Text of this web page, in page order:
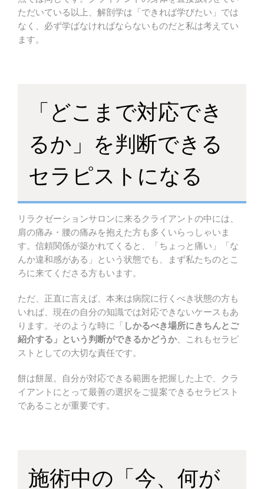
ただいている以上、解剖学は「できれば学びたい」では
なく、必ず学ばなければならないものだと私は考えてい
ます。
「どこまで対応でき
るか」を判断できる
セラピストになる
リラクゼーションサロンに来るクライアントの中には、
肩の痛み・腰の痛みを抱えた方も多くいらっしゃいま
す。信頼関係が築かれてくると、「ちょっと痛い」「な
んか違和感がある」という状態でも、まず私たちのとこ
ろに来てくださる方もいます。
ただ、正直に言えば、本来は病院に行くべき状態の方も
いれば、現在の自分の知識では対応できないケースもあ
ります。そのような時に「
しかるべき場所にきちんとご
紹介する」という判断ができるかどうか、これもセラピ
ストとしての大切な責任です。
餅は餅屋。自分が対応できる範囲を把握した上で、クラ
イアントにとって最善の選択をご提案できるセラピスト
であることが重要です。
施術中の「今、何が